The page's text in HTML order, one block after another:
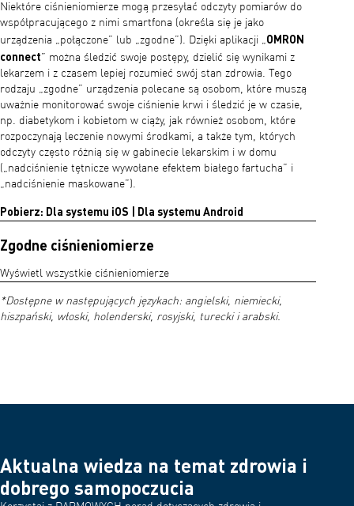
Niektóre ciśnieniomierze mogą przesyłać odczyty pomiarów do
współpracującego z nimi smartfona (określa się je jako
urządzenia „połączone” lub „zgodne”). Dzięki aplikacji „ OMRON
connect” można śledzić swoje postępy, dzielić się wynikami z
lekarzem i z czasem lepiej rozumieć swój stan zdrowia. Tego
rodzaju „zgodne” urządzenia polecane są osobom, które muszą
uważnie monitorować swoje ciśnienie krwi i śledzić je w czasie,
np. diabetykom i kobietom w ciąży, jak również osobom, które
rozpoczynają leczenie nowymi środkami, a także tym, których
odczyty często różnią się w gabinecie lekarskim i w domu
(„nadciśnienie tętnicze wywołane efektem białego fartucha” i
„nadciśnienie maskowane”).
Pobierz: Dla systemu iOS | Dla systemu Android
Zgodne ciśnieniomierze
Wyświetl wszystkie ciśnieniomierze
*Dostępne w następujących językach: angielski, niemiecki,
hiszpański, włoski, holenderski, rosyjski, turecki i arabski.
Aktualna wiedza na temat zdrowia i
dobrego samopoczucia